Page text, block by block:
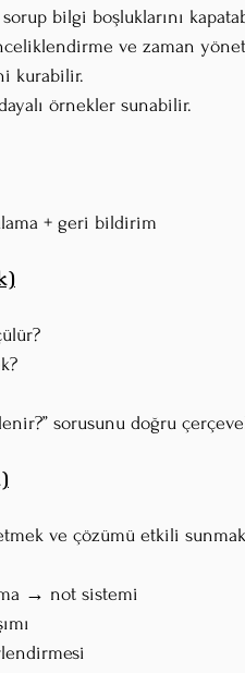
sorup bilgi boşluklarını
ve zaman
kurabilir.
örnekler sunabilir.
+ geri bildirim
sorusunu doğru
ve çözümü etkili
→ not sistemi